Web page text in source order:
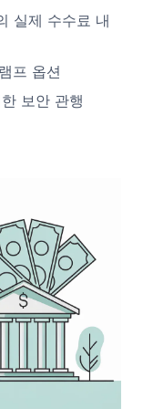
실제 수수료 내
프 옵션
보안 관행